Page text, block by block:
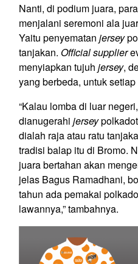
Nanti, di podium juara,
menjalani seremoni ala
Yaitu penyematan jersey
tanjakan. Official supplier
menyiapkan tujuh jersey,
yang berbeda, untuk
“Kalau lomba di luar
dianugerahi jersey
dialah raja atau ratu
tradisi balap itu di Bromo.
juara bertahan akan
jelas Bagus Ramadhani,
tahun ada pemakai
lawannya,” tambahnya.